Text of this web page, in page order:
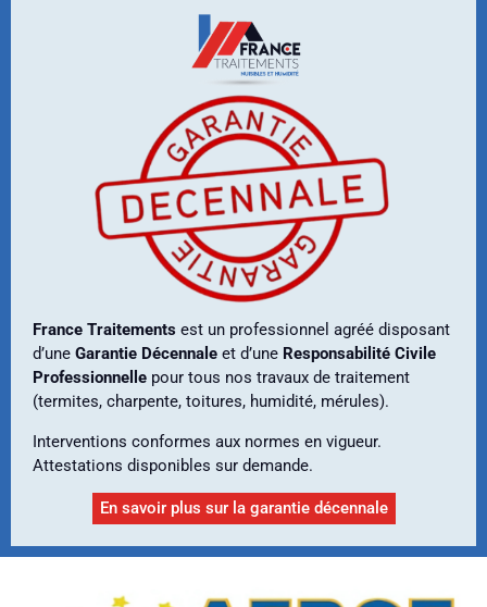
France Traitements est un professionnel agréé disposant
d’une Garantie Décennale et d’une Responsabilité Civile
Professionnelle pour tous nos travaux de traitement
(termites, charpente, toitures, humidité, mérules).
Interventions conformes aux normes en vigueur.
Attestations disponibles sur demande.
En savoir plus sur la garantie décennale